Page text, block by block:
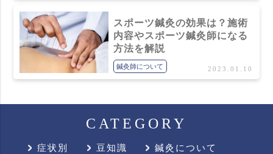
スポーツ鍼灸の効果は？施術
内容やスポーツ鍼灸師になる
方法を解説
鍼灸師について 2023.01.10
CATEGORY
症状別 豆知識 鍼灸について